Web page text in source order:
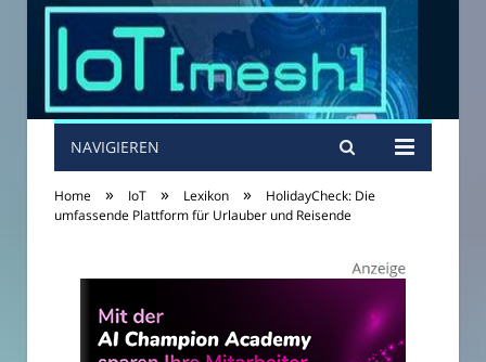
NAVIGIEREN
Home » IoT » Lexikon »
HolidayCheck: Die
umfassende Plattform für Urlauber und Reisende